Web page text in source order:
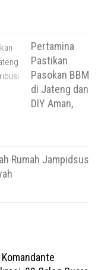
Pertamina
Pastikan
Pasokan BBM
di Jateng dan
DIY Aman,
Rumah Jampidsus